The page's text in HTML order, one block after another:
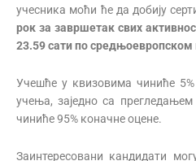
учесника моћи ће да добију
рок за завршетак свих
23.59 сати по
Учешће у квизовима чиниће
учења, заједно са прегледањем
чиниће 95% коначне оцене.
Заинтересовани кандидати